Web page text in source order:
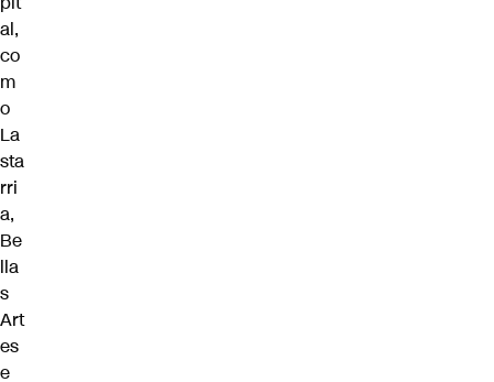
al,
co
m
o
La
sta
rri
a,
Be
lla
s
Art
es
e